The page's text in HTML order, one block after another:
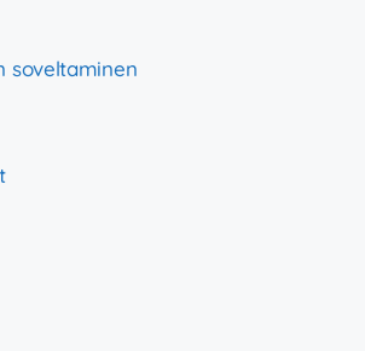
soveltaminen